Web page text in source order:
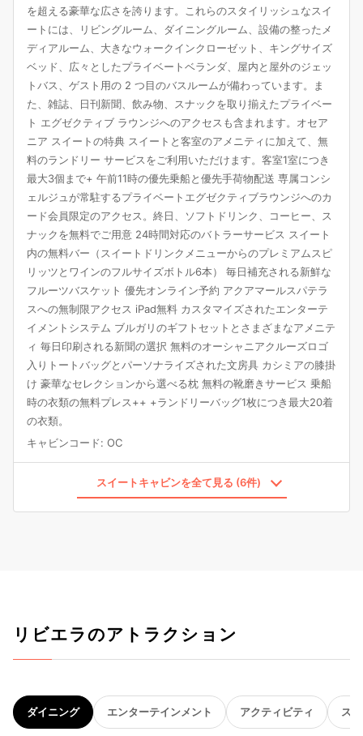
を超える豪華な広さを誇ります。これらのスタイリッシュなスイ
ートには、リビングルーム、ダイニングルーム、設備の整ったメ
ディアルーム、大きなウォークインクローゼット、キングサイズ
ベッド、広々としたプライベートベランダ、屋内と屋外のジェッ
トバス、ゲスト用の 2 つ目のバスルームが備わっています。ま
た、雑誌、日刊新聞、飲み物、スナックを取り揃えたプライベー
ト エグゼクティブ ラウンジへのアクセスも含まれます。オセア
ニア スイートの特典 スイートと客室のアメニティに加えて、無
料のランドリー サービスをご利用いただけます。客室1室につき
最大3個まで+ 午前11時の優先乗船と優先手荷物配送 専属コンシ
ェルジュが常駐するプライベートエグゼクティブラウンジへのカ
ード会員限定のアクセス。終日、ソフトドリンク、コーヒー、ス
ナックを無料でご用意 24時間対応のバトラーサービス スイート
内の無料バー（スイートドリンクメニューからのプレミアムスピ
リッツとワインのフルサイズボトル6本） 毎日補充される新鮮な
フルーツバスケット 優先オンライン予約 アクアマールスパテラ
スへの無制限アクセス iPad無料 カスタマイズされたエンターテ
イメントシステム ブルガリのギフトセットとさまざまなアメニテ
ィ 毎日印刷される新聞の選択 無料のオーシャニアクルーズロゴ
入りトートバッグとパーソナライズされた文房具 カシミアの膝掛
け 豪華なセレクションから選べる枕 無料の靴磨きサービス 乗船
時の衣類の無料プレス++ +ランドリーバッグ1枚につき最大20着
の衣類。
キャビンコード: OC
スイートキャビンを全て見る (6件)
リビエラのアトラクション
ダイニング エンターテインメント アクティビティ ス